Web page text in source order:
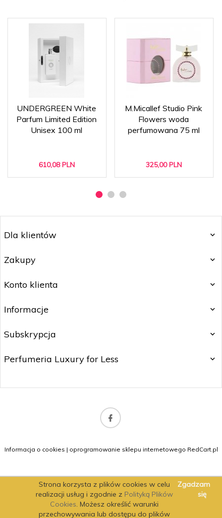
UNDERGREEN White
Parfum Limited Edition
Unisex 100 ml
610,08 PLN
M.Micallef Studio Pink
Flowers woda
perfumowana 75 ml
325,00 PLN
Dla klientów
Zakupy
Konto klienta
Informacje
Subskrypcja
Perfumeria Luxury for Less
Informacja o cookies | oprogramowanie sklepu internetowego RedCart.pl
Strona korzysta z plików cookies w celu
realizacji usług i zgodnie z Polityką Plików
Cookies . Możesz określić warunki
przechowywania lub dostępu do plików
Zgadzam
się